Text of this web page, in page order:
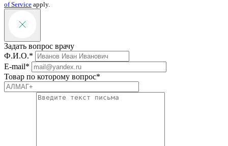
of Service apply.
Задать вопрос врачу
Ф.И.О.*
E-mail*
Товар по которому вопрос*